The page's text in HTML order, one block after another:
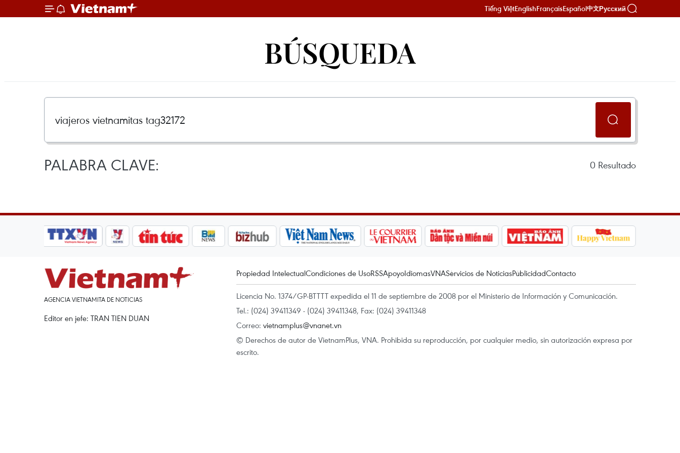
Tiếng ViệtEnglishFrançaisEspañol中文Русский
BÚSQUEDA
PALABRA CLAVE: 0 Resultado
AGENCIA VIETNAMITA DE NOTICIAS
Editor en jefe: TRAN TIEN DUAN
Propiedad IntelectualCondiciones de UsoRSSApoyoIdiomasVNAServicios de NoticiasPublicidadContacto
Licencia No. 1374/GP-BTTTT expedida el 11 de septiembre de 2008 por el Ministerio de Información y Comunicación.
Tel.: (024) 39411349 - (024) 39411348, Fax: (024) 39411348
Correo: vietnamplus@vnanet.vn
© Derechos de autor de VietnamPlus, VNA. Prohibida su reproducción, por cualquier medio, sin autorización expresa por
escrito.